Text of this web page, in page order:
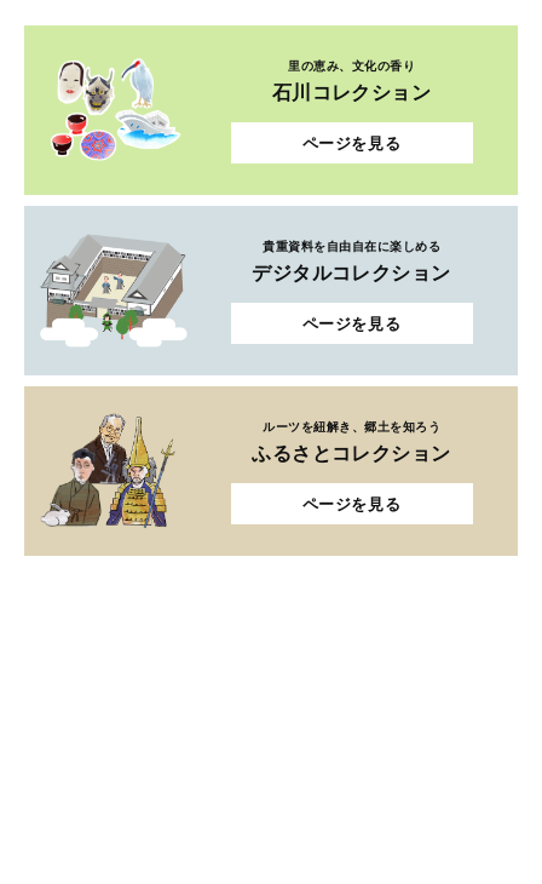
里の恵み、文化の香り
石川コレクション
ページを見る
貴重資料を自由自在に楽しめる
デジタルコレクション
ページを見る
ルーツを紐解き、郷土を知ろう
ふるさとコレクション
ページを見る